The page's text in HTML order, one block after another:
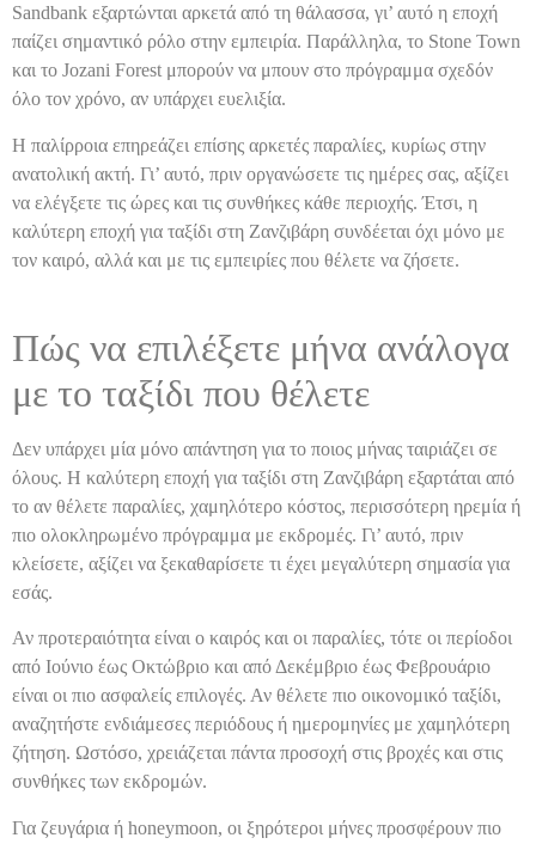
Sandbank εξαρτώνται αρκετά από τη θάλασσα, γι’ αυτό η εποχή
παίζει σημαντικό ρόλο στην εμπειρία. Παράλληλα, το Stone Town
και το Jozani Forest μπορούν να μπουν στο πρόγραμμα σχεδόν
όλο τον χρόνο, αν υπάρχει ευελιξία.
Η παλίρροια επηρεάζει επίσης αρκετές παραλίες, κυρίως στην
ανατολική ακτή. Γι’ αυτό, πριν οργανώσετε τις ημέρες σας, αξίζει
να ελέγξετε τις ώρες και τις συνθήκες κάθε περιοχής. Έτσι, η
καλύτερη εποχή για ταξίδι στη Ζανζιβάρη συνδέεται όχι μόνο με
τον καιρό, αλλά και με τις εμπειρίες που θέλετε να ζήσετε.
Πώς να επιλέξετε μήνα ανάλογα
με το ταξίδι που θέλετε
Δεν υπάρχει μία μόνο απάντηση για το ποιος μήνας ταιριάζει σε
όλους. Η καλύτερη εποχή για ταξίδι στη Ζανζιβάρη εξαρτάται από
το αν θέλετε παραλίες, χαμηλότερο κόστος, περισσότερη ηρεμία ή
πιο ολοκληρωμένο πρόγραμμα με εκδρομές. Γι’ αυτό, πριν
κλείσετε, αξίζει να ξεκαθαρίσετε τι έχει μεγαλύτερη σημασία για
εσάς.
Αν προτεραιότητα είναι ο καιρός και οι παραλίες, τότε οι περίοδοι
από Ιούνιο έως Οκτώβριο και από Δεκέμβριο έως Φεβρουάριο
είναι οι πιο ασφαλείς επιλογές. Αν θέλετε πιο οικονομικό ταξίδι,
αναζητήστε ενδιάμεσες περιόδους ή ημερομηνίες με χαμηλότερη
ζήτηση. Ωστόσο, χρειάζεται πάντα προσοχή στις βροχές και στις
συνθήκες των εκδρομών.
Για ζευγάρια ή honeymoon, οι ξηρότεροι μήνες προσφέρουν πιο